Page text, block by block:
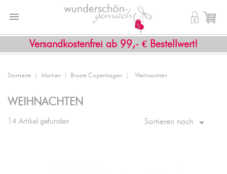
Versandkostenfrei ab 99,- € Bestellwert!
 shopping_cart

Startseite Marken Broste Copenhagen Weihnachten
WEIHNACHTEN
14 Artikel gefunden Sortieren nach 